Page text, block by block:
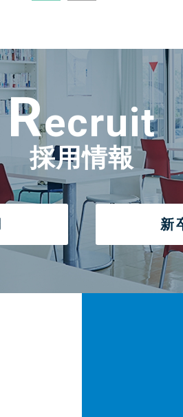
Recruit
採用情報
新